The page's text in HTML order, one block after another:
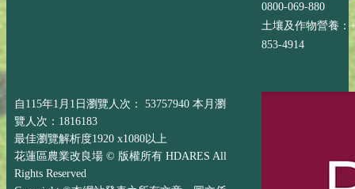
0800-069-880
土壤及作物營養：
853-4914
自115年1月1日瀏覽人次： 53757940 本月瀏
覽人次：1816183
最佳瀏覽解析度1920 x1080以上
花蓮區農業改良場 © 版權所有 HDARES All
Rights Reserved